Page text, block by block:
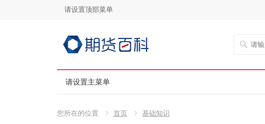
请设置顶部菜单
请设置主菜单
您所在的位置 首页 基础知识